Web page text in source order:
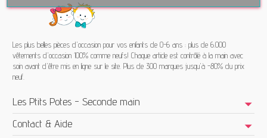
Les plus belles pièces d'occasion pour vos enfants de 0-6 ans : plus de 6.000
vêtements d'occasion 100% comme neufs! Chaque article est contrôlé à la main avec
soin avant d'être mis en ligne sur le site. Plus de 300 marques jusqu'à -80% du prix
neuf.
Les Ptits Potes - Seconde main
Contact & Aide